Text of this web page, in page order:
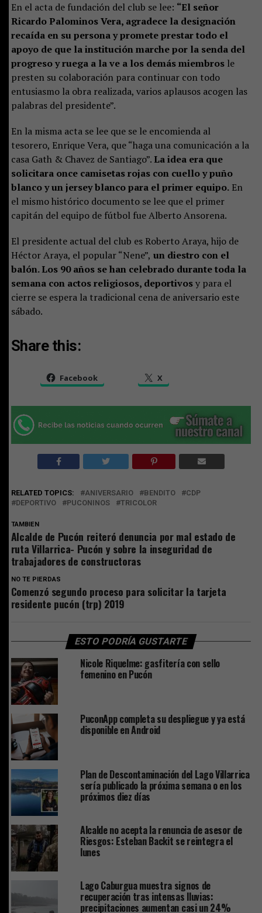
En el acta de fundación del club se lee: “El señor
Ricardo Palominos Vera, agradece la designación
recaída en su persona y promete prestar todo el
apoyo de que la instituciónmarche por la senda del
progreso y ruega a la ve a los demás miembrosle
presten su colaboración para continuar con todo
entusiasmo la obra realizada, varios aplausos acogen las
palabras del presidente”.
En la misma acta se lee que se le encomienda al
tesorero, Enrique Vera, que “haga una comunicación a la
casa Gath & Chavez de Santiago”. La idea era que
solicitara once camisetas rojas con cuello y puño
blanco y un jersey blanco para el primer equipo.En
el mismo histórico documento se lee que el primer
capitán del equipo de fútbol fue Alberto Ansorena.
El presidente actual del club es Roberto Araya, hijo de
Héctor Araya, el popular “Nene”, un diestro con el
balón. Los 90 años se han celebrado durante toda la
semana con actos religiosos, deportivosy para el
cierre se espera la tradicional cena de aniversario este
sábado.
Share this:
Facebook X
RELATED TOPICS: ANIVERSARIO BENDITO
CDP
DEPORTIVO
PUCONINOS TRICOLOR
TAMBIEN
Alcalde de Pucón reiteró denuncia por mal estado de
ruta Villarrica- Pucón y sobre la inseguridad de
trabajadores de constructoras
NO TE PIERDAS
Comenzó segundo proceso para solicitar la tarjeta
residente pucón (trp) 2019
ESTO PODRÍA GUSTARTE
Nicole Riquelme: gasfitería con sello
femenino en Pucón
PuconApp completa su despliegue y ya está
disponible en Android
Plan de Descontaminación del Lago Villarrica
sería publicado la próxima semana o en los
próximos diez días
Alcalde no acepta la renuncia de asesor de
Riesgos: Esteban Backit se reintegra el
lunes
Lago Caburgua muestra signos de
recuperación tras intensas lluvias:
precipitaciones aumentan casi un 24%